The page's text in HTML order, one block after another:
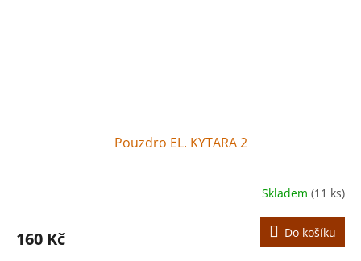
Pouzdro EL. KYTARA 2
Skladem (11 ks)
160 Kč Do košíku